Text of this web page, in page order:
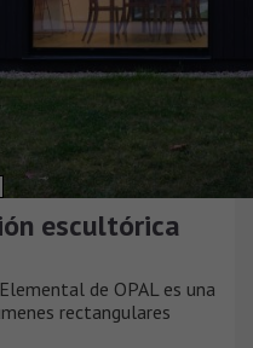
escultórica
de OPAL es una
rectangulares